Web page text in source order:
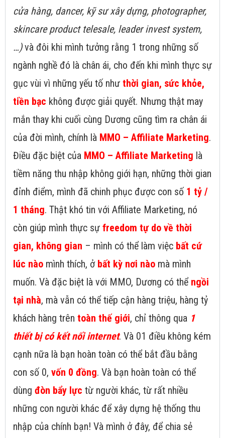
cửa hàng, dancer, kỹ sư xây dựng, photographer,
skincare product telesale, leader invest system,
…)và đôi khi mình tưởng rằng 1 trong những số
ngành nghề đó là chân ái, cho đến khi mình thực sự
gục vùi vì những yếu tố như thời gian, sức khỏe,
tiền bạc không được giải quyết. Nhưng thật may
mắn thay khi cuối cùng Dương cũng tìm ra chân ái
của đời mình, chính là MMO – Affiliate Marketing.
Điều đặc biệt của MMO – Affiliate Marketing là
tiềm năng thu nhập không giới hạn, những thời gian
đỉnh điểm, mình đã chinh phục được con số 1 tỷ /
1 tháng. Thật khó tin với Affiliate Marketing, nó
còn giúp mình thực sự freedom tự do về thời
gian, không gian – mình có thể làm việc bất cứ
lúc nào mình thích, ở bất kỳ nơi nào mà mình
muốn. Và đặc biệt là với MMO, Dương có thể ngồi
tại nhà, mà vẫn có thể tiếp cận hàng triệu, hàng tỷ
khách hàng trên toàn thế giới, chỉ thông qua 1
thiết bị có kết nối internet. Và 01 điều không kém
cạnh nữa là bạn hoàn toàn có thể bắt đầu bằng
con số 0, vốn 0 đồng. Và bạn hoàn toàn có thể
dùng đòn bẩy lực từ người khác, từ rất nhiều
những con người khác để xây dựng hệ thống thu
nhập của chính bạn! Và mình ở đây, để chia sẻ